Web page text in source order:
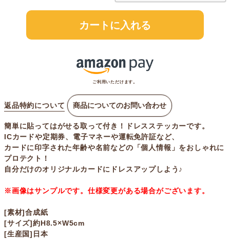
カートに入れる
ご利用いただけます。
返品特約について 商品についてのお問い合わせ
簡単に貼ってはがせる取って付き！ドレスステッカーです。
ICカードや定期券、電子マネーや運転免許証など、
カードに印字された年齢や名前などの「個人情報」をおしゃれに
プロテクト！
自分だけのオリジナルカードにドレスアップしよう♪
※画像はサンプルです。仕様変更がある場合がございます。
[素材]合成紙
[サイズ]約H8.5×W5cm
[生産国]日本